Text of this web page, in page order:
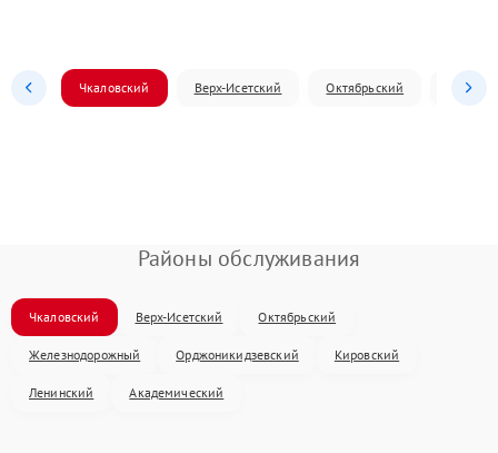
Чкаловский Верх-Исетский Октябрьский
Районы обслуживания
Чкаловский Верх-Исетский Октябрьский
Железнодорожный Орджоникидзевский Кировский
Ленинский Академический